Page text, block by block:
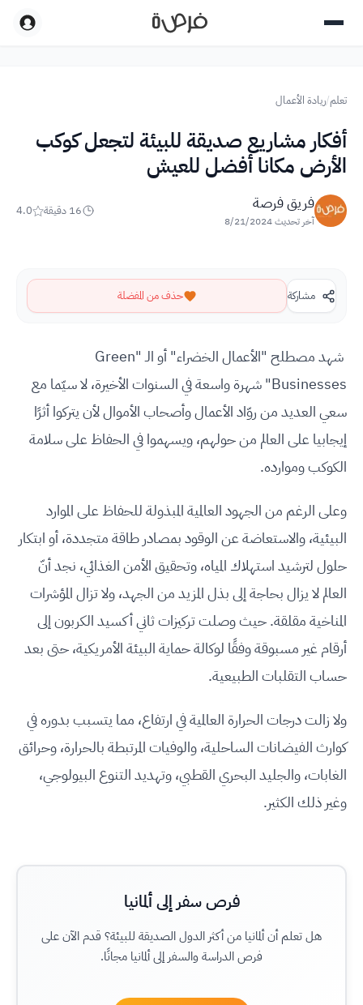
تعلم/ريادة الأعمال
أفكار مشاريع صديقة للبيئة لتجعل كوكب
الأرض مكانا أفضل للعيش
فريق فرصة
آخر تحديث8/21/2024
16 دقيقة 4.0
مشاركة حذف من المفضلة
شهد مصطلح "الأعمال الخضراء" أو الـ "Green
Businesses" شهرة واسعة في السنوات الأخيرة، لا سيّما مع
سعي العديد من روّاد الأعمال وأصحاب الأموال لأن يتركوا أثرًا
إيجابيا على العالم من حولهم، ويسهموا في الحفاظ على سلامة
الكوكب وموارده.
وعلى الرغم من الجهود العالمية المبذولة للحفاظ على الموارد
البيئية، والاستعاضة عن الوقود بمصادر طاقة متجددة، أو ابتكار
حلول لترشيد استهلاك المياه، وتحقيق الأمن الغذائي، نجد أنّ
العالم لا يزال بحاجة إلى بذل المزيد من الجهد، ولا تزال المؤشرات
المناخية مقلقة. حيث وصلت تركيزات ثاني أكسيد الكربون إلى
أرقام غير مسبوقة وفقًا لوكالة حماية البيئة الأمريكية، حتى بعد
حساب التقلبات الطبيعية.
ولا زالت درجات الحرارة العالمية في ارتفاع، مما يتسبب بدوره في
كوارث الفيضانات الساحلية، والوفيات المرتبطة بالحرارة، وحرائق
الغابات، والجليد البحري القطبي، وتهديد التنوع البيولوجي،
وغير ذلك الكثير.
فرص سفر إلى ألمانيا
هل تعلم أن ألمانيا من أكثر الدول الصديقة للبيئة؟ قدم الآن على
فرص الدراسة والسفر إلى ألمانيا مجانًا.